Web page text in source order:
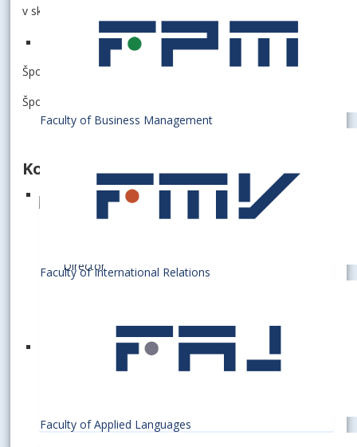
Faculty of Business Management
Faculty of International Relations
Faculty of Applied Languages
v skúšobnom období a sú nepovinné.
Šport a pohybové aktivity pre študentov
Šport a pohybové aktivity pre zamestnancov
Kontakty
Director
julius.dubovsky@euba.sk